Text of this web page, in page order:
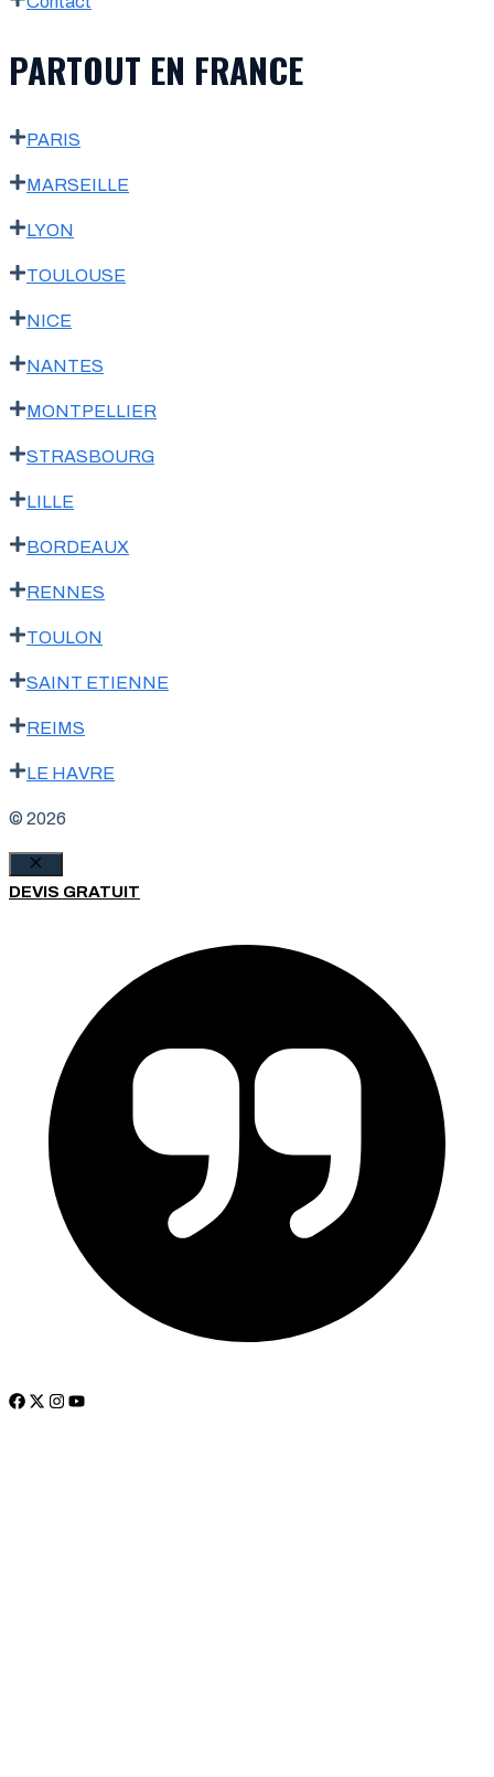
PARTOUT EN FRANCE
PARIS
MARSEILLE
LYON
TOULOUSE
NICE
NANTES
MONTPELLIER
STRASBOURG
LILLE
BORDEAUX
RENNES
TOULON
SAINT ETIENNE
REIMS
LE HAVRE
© 2026
Fermer
DEVIS GRATUIT